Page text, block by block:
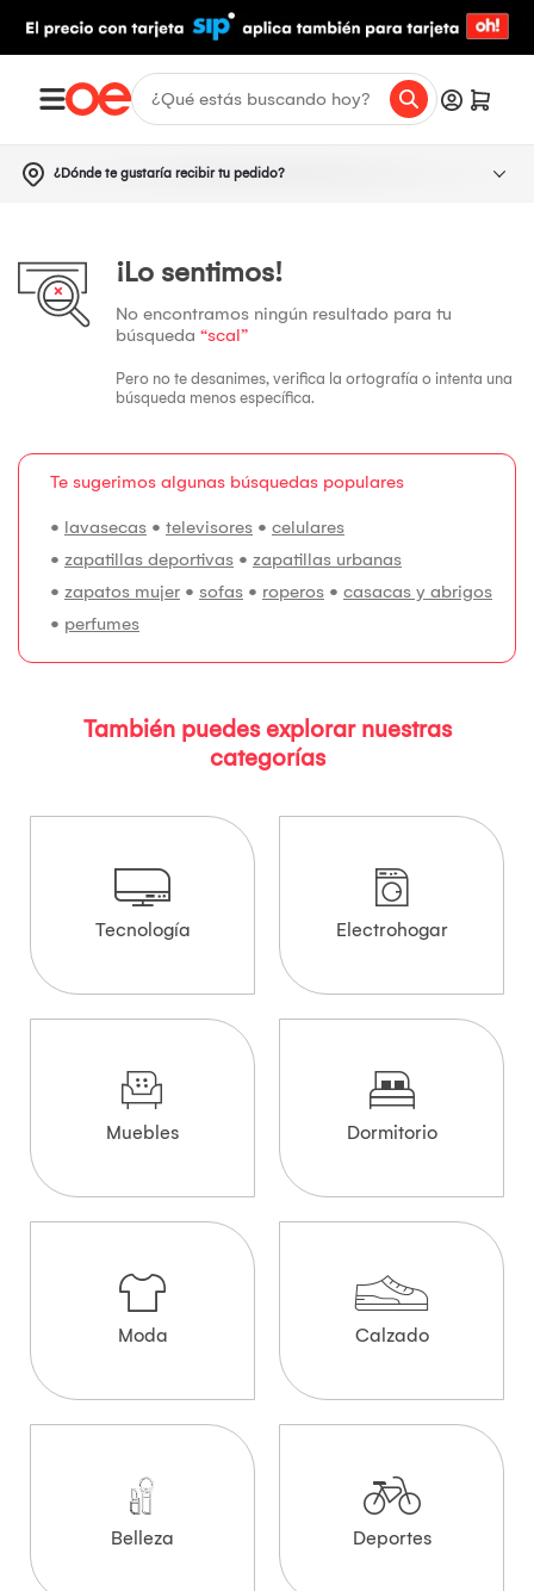
¿Dónde te gustaría recibir tu pedido?
¡Lo sentimos!
No encontramos ningún resultado para tu
búsqueda “scal”
Pero no te desanimes, verifica la ortografía o intenta una
búsqueda menos específica.
Te sugerimos algunas búsquedas populares
• lavasecas • televisores • celulares
• zapatillas deportivas • zapatillas urbanas
• zapatos mujer • sofas • roperos • casacas y abrigos
• perfumes
También puedes explorar nuestras
categorías
Tecnología Electrohogar
Muebles Dormitorio
Moda Calzado
Belleza Deportes